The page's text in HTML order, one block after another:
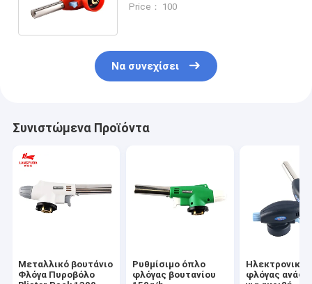
συγκόλληση
Price： 100
Να συνεχίσει
Συνιστώμενα Προϊόντα
Μεταλλικό βουτάνιο
Φλόγα Πυροβόλο
Ρυθμίσιμο όπλο
φλόγας βουτανίου
Ηλεκτρονικό
φλόγας